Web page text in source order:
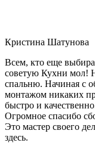
Кристина Шатунова
Всем, кто еще
советую Кухни мол!
спальню. Начиная с
монтажом никаких
быстро и
Огромное спасибо
Это мастер своего
здесь.